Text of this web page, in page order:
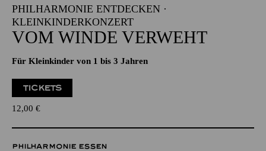
PHILHARMONIE ENTDECKEN ·
KLEINKINDERKONZERT
VOM WINDE VERWEHT
Für Kleinkinder von 1 bis 3 Jahren
TICKETS
12,00 €
PHILHARMONIE ESSEN